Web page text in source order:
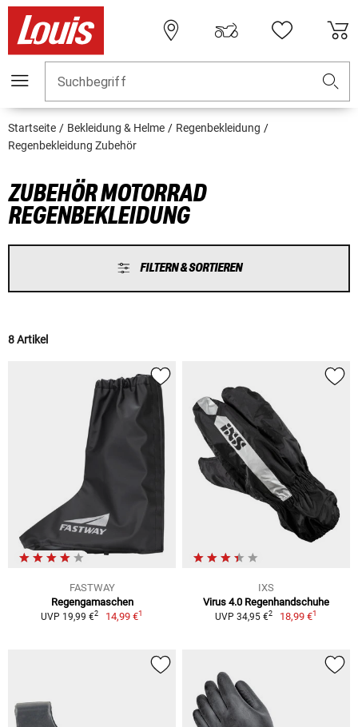
Suchbegriff
Startseite Bekleidung & Helme
Regenbekleidung
Regenbekleidung Zubehör
ZUBEHÖR MOTORRAD
REGENBEKLEIDUNG
FILTERN & SORTIEREN
8 Artikel
FASTWAY
Regengamaschen
UVP 19,99 €2 14,99 €1
IXS
Virus 4.0 Regenhandschuhe
UVP 34,95 €2 18,99 €1